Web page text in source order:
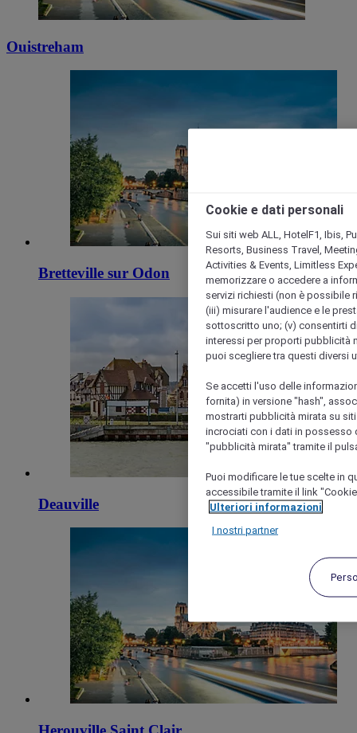
Ouistreham
Bretteville sur Odon
Deauville
Cookie e dati personali
Sui siti web ALL, HotelF1, Ibis,
Resorts, Business Travel,
Activities & Events, Limitless
memorizzare o accedere a
servizi richiesti (non è possibile
(iii) misurare l'audience e le
sottoscritto uno; (v) consentirti
interessi per proporti pubblicità
puoi scegliere tra questi diversi
Se accetti l'uso delle
fornita) in versione "hash",
mostrarti pubblicità mirata su
incrociati con i dati in possesso
"pubblicità mirata" tramite il
Puoi modificare le tue scelte in
accessibile tramite il link
Ulteriori informazioni
I nostri partner